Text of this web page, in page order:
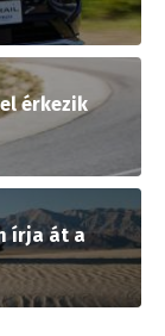
érkezik
írja át a